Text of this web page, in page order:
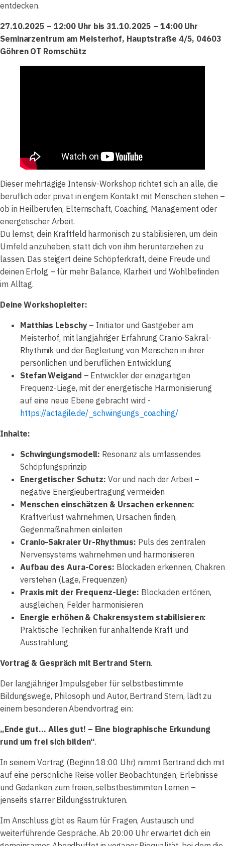
entdecken.
27.10.2025 – 12:00 Uhr bis 31.10.2025 – 14:00 Uhr
Seminarzentrum am Meisterhof, Hauptstraße 4/5, 04603
Göhren OT Romschütz
Dieser mehrtägige Intensiv-Workshop richtet sich an alle, die
beruflich oder privat in engem Kontakt mit Menschen stehen –
ob in Heilberufen, Elternschaft, Coaching, Management oder
energetischer Arbeit.
Du lernst, dein Kraftfeld harmonisch zu stabilisieren, um dein
Umfeld anzuheben, statt dich von ihm herunterziehen zu
lassen. Das steigert deine Schöpferkraft, deine Freude und
deinen Erfolg – für mehr Balance, Klarheit und Wohlbefinden
im Alltag.
Deine Workshopleiter:
Matthias Lebschy – Initiator und Gastgeber am
Meisterhof, mit langjähriger Erfahrung Cranio-Sakral-
Rhythmik und der Begleitung von Menschen in ihrer
persönlichen und beruflichen Entwicklung
Stefan Weigand – Entwickler der einzigartigen
Frequenz-Liege, mit der energetische Harmonisierung
auf eine neue Ebene gebracht wird -
https://actagile.de/_schwingungs_coaching/
Inhalte:
Schwingungsmodell: Resonanz als umfassendes
Schöpfungsprinzip
Energetischer Schutz: Vor und nach der Arbeit –
negative Energieübertragung vermeiden
Menschen einschätzen & Ursachen erkennen:
Kraftverlust wahrnehmen, Ursachen finden,
Gegenmaßnahmen einleiten
Cranio-Sakraler Ur-Rhythmus: Puls des zentralen
Nervensystems wahrnehmen und harmonisieren
Aufbau des Aura-Cores: Blockaden erkennen, Chakren
verstehen (Lage, Frequenzen)
Praxis mit der Frequenz-Liege: Blockaden ertönen,
ausgleichen, Felder harmonisieren
Energie erhöhen & Chakrensystem stabilisieren:
Praktische Techniken für anhaltende Kraft und
Ausstrahlung
Vortrag & Gespräch mit Bertrand Stern.
Der langjähriger Impulsgeber für selbstbestimmte
Bildungswege, Philosoph und Autor, Bertrand Stern, lädt zu
einem besonderen Abendvortrag ein:
„Ende gut… Alles gut! – Eine biographische Erkundung
rund um frei sich bilden“.
In seinem Vortrag (Beginn 18:00 Uhr) nimmt Bertrand dich mit
auf eine persönliche Reise voller Beobachtungen, Erlebnisse
und Gedanken zum freien, selbstbestimmten Lernen –
jenseits starrer Bildungsstrukturen.
Im Anschluss gibt es Raum für Fragen, Austausch und
weiterführende Gespräche. Ab 20:00 Uhr erwartet dich ein